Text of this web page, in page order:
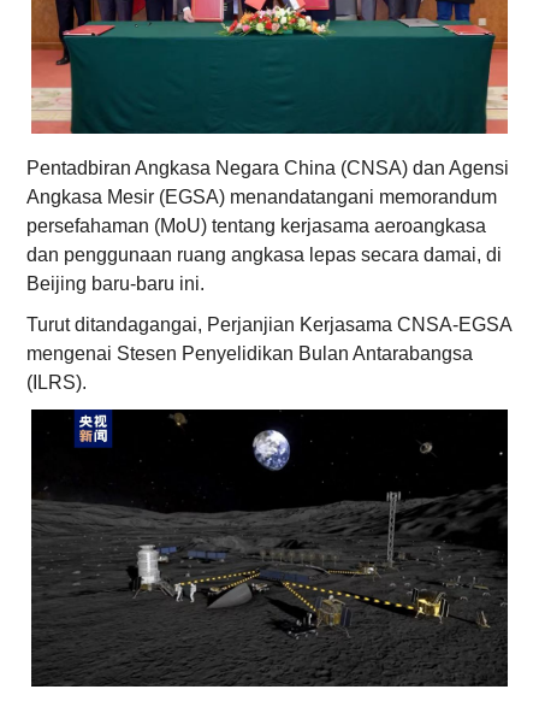
Pentadbiran Angkasa Negara China (CNSA) dan Agensi
Angkasa Mesir (EGSA) menandatangani memorandum
persefahaman (MoU) tentang kerjasama aeroangkasa
dan penggunaan ruang angkasa lepas secara damai, di
Beijing baru-baru ini.
Turut ditandagangai, Perjanjian Kerjasama CNSA-EGSA
mengenai Stesen Penyelidikan Bulan Antarabangsa
(ILRS).